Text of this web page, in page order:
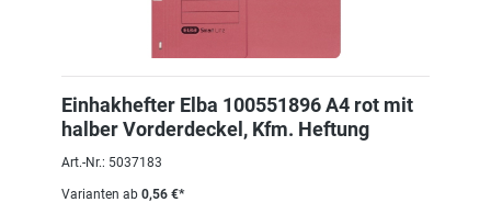
Einhakhefter Elba 100551896 A4 rot mit
halber Vorderdeckel, Kfm. Heftung
Art.-Nr.: 5037183
Varianten ab 0,56 €*